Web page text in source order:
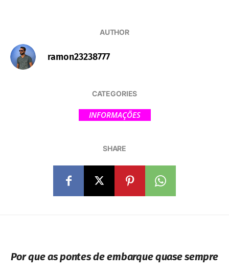
AUTHOR
ramon23238777
CATEGORIES
INFORMAÇÕES
SHARE
Por que as pontes de embarque quase sempre